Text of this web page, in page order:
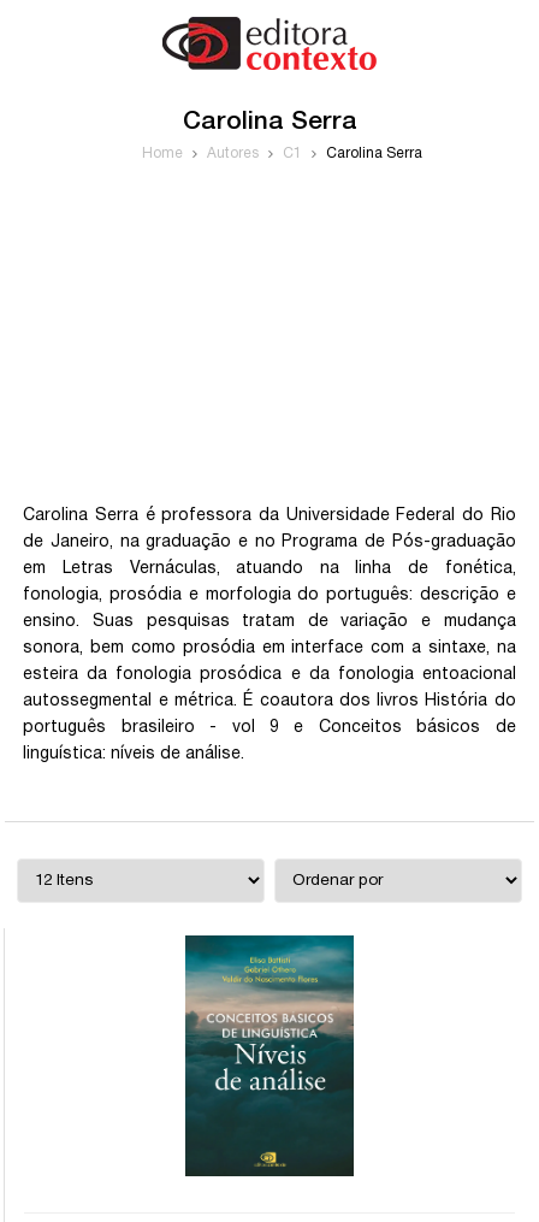
Carolina Serra
Home Autores C1 Carolina Serra
Carolina Serra é professora da Universidade Federal do Rio
de Janeiro, na graduação e no Programa de Pós-graduação
em Letras Vernáculas, atuando na linha de fonética,
fonologia, prosódia e morfologia do português: descrição e
ensino. Suas pesquisas tratam de variação e mudança
sonora, bem como prosódia em interface com a sintaxe, na
esteira da fonologia prosódica e da fonologia entoacional
autossegmental e métrica. É coautora dos livros História do
português brasileiro - vol 9 e Conceitos básicos de
linguística: níveis de análise.